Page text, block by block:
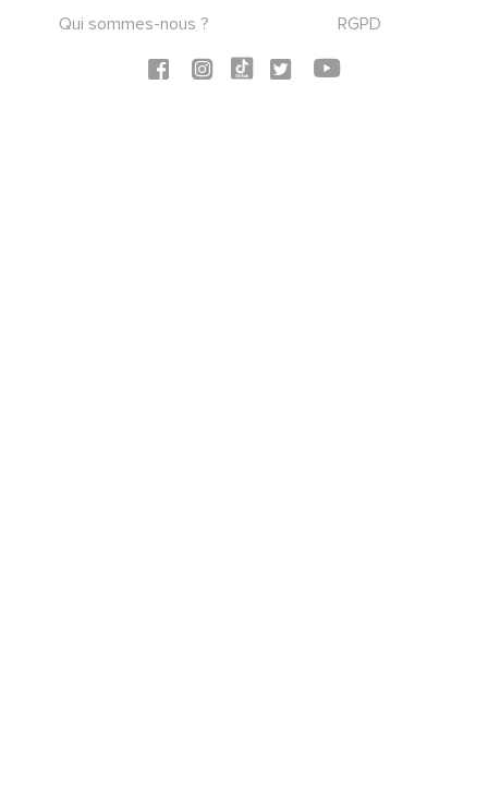
Qui sommes-nous ?
RGPD
Social icons